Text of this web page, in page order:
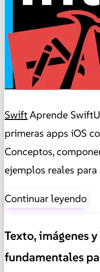
SwiftAprende
primeras apps iOS
Conceptos,
ejemplos reales
Continuar leyendo
Texto, imágenes
fundamentales